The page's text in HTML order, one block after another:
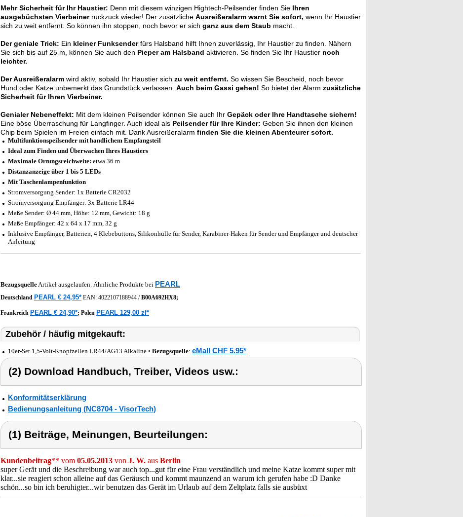
Mehr Sicherheit für Ihr Haustier: Denn mit diesem winzigen Hightech-Peilsender finden Sie Ihren
ausgebüchsten Vierbeinerruckzuck wieder! Der zusätzliche Ausreißeralarm warnt Sie sofort, wenn Ihr Haustier
sich zu weit entfernt. So können ihn stoppen, noch bevor er sich ganz aus dem Staub macht.
Der geniale Trick: Ein kleiner Funksenderfürs Halsband hilft Ihnen zuverlässig, Ihr Haustier zu finden. Nähern
Sie sich bis auf 25 m, können Sie auch den Pieper am Halsband aktivieren. So finden Sie Ihr Haustier noch
leichter.
Der Ausreißeralarm wird aktiv, sobald Ihr Haustier sich zu weit entfernt. So wissen Sie Bescheid, noch bevor
Hund oder Katze unbemerkt das Grundstück verlassen. Auch beim Gassi gehen! So bietet der Alarm zusätzliche
Sicherheit für Ihren Vierbeiner.
Genialer Nebeneffekt: Mit dem kleinen Peilsender können Sie auch Ihr Gepäck oder Ihre Handtasche sichern!
Eine böse Überraschung für Langfinger. Auch ideal als Peilsender für Ihre Kinder: Geben Sie ihnen den kleinen
Chip beim Spielen im Freien einfach mit. Dank Ausreißeralarm finden Sie die kleinen Abenteurer sofort.
Multifunktionspeilsender mit handlichem Empfangsteil
Ideal zum Finden und Überwachen Ihres Haustiers
Maximale Ortungsreichweite: etwa 36 m
Distanzanzeige über 1 bis 5 LEDs
Mit Taschenlampenfunktion
Stromversorgung Sender: 1x Batterie CR2032
Stromversorgung Empfänger: 3x Batterie LR44
Maße Sender: Ø 44 mm, Höhe: 12 mm, Gewicht: 18 g
Maße Empfänger: 42 x 64 x 17 mm, 32 g
Inklusive Empfänger, Batterien, 4 Klebebuttons, Silikonhülle für Sender, Karabiner-Haken für Sender und Empfänger und deutscher
Anleitung
BezugsquelleArtikel ausgelaufen. Ähnliche Produkte bei PEARL
Deutschland PEARL € 24,95* EAN: 4022107188944 /B00A692HX8;
Frankreich PEARL € 24,90*; Polen PEARL 129,00 zł*
Zubehör / häufig mitgekauft:
10er-Set 1,5-Volt-Knopfzellen LR44/AG13 Alkaline • Bezugsquelle: eMall CHF 5.95*
(2) Download Handbuch, Treiber, Videos usw.:
Konformitätserklärung
Bedienungsanleitung (NC8704 - VisorTech)
(1) Beiträge, Meinungen, Beurteilungen:
Kundenbeitrag** vom 05.05.2013 von J. W. aus Berlin
super Gerät und die Beschreibung war auch top...gut für eine Frau verständlich und meine Katze kommt super mit
klar...sie reagiert schon alleine auf das Geräusch und kommt maunzend an warum ich gerufen habe :D Danke
schön...so bin ich beruhigter...wir benutzen das Gerät im Urlaub auf dem Zeltplatz falls sie ausbüxt